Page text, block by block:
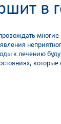
в
многие
к лечению